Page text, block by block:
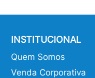
INSTITUCIONAL
Quem Somos
Venda Corporativa